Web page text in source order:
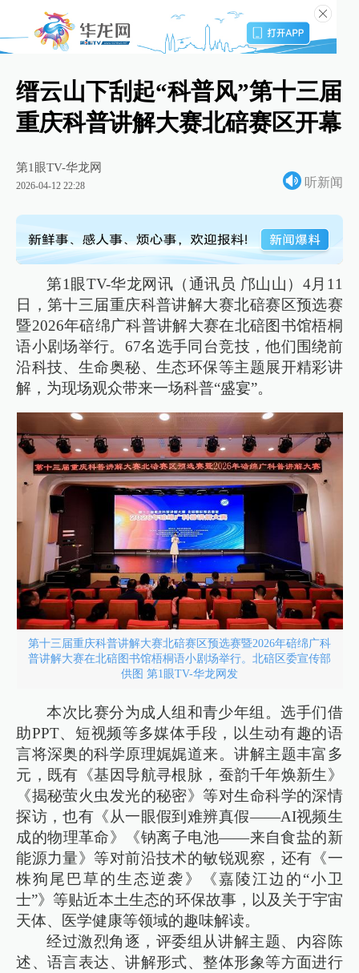
缙云山下刮起“科普风”第十三届
重庆科普讲解大赛北碚赛区开幕
第1眼TV-华龙网
2026-04-12 22:28 听新闻
第1眼TV-华龙网讯（通讯员 邝山山）4月11
日，第十三届重庆科普讲解大赛北碚赛区预选赛
暨2026年碚绵广科普讲解大赛在北碚图书馆梧桐
语小剧场举行。67名选手同台竞技，他们围绕前
沿科技、生命奥秘、生态环保等主题展开精彩讲
解，为现场观众带来一场科普“盛宴”。
第十三届重庆科普讲解大赛北碚赛区预选赛暨2026年碚绵广科
普讲解大赛在北碚图书馆梧桐语小剧场举行。北碚区委宣传部
供图 第1眼TV-华龙网发
本次比赛分为成人组和青少年组。选手们借
助PPT、短视频等多媒体手段，以生动有趣的语
言将深奥的科学原理娓娓道来。讲解主题丰富多
元，既有《基因导航寻根脉，蚕韵千年焕新生》
《揭秘萤火虫发光的秘密》等对生命科学的深情
探访，也有《从一眼假到难辨真假——AI视频生
成的物理革命》《钠离子电池——来自食盐的新
能源力量》等对前沿技术的敏锐观察，还有《一
株狗尾巴草的生态逆袭》《嘉陵江边的“小卫
士”》等贴近本土生态的环保故事，以及关于宇宙
天体、医学健康等领域的趣味解读。
经过激烈角逐，评委组从讲解主题、内容陈
述、语言表达、讲解形式、整体形象等方面进行